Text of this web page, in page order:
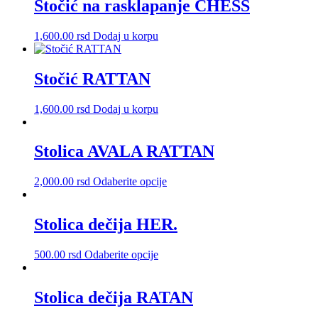
Stočić na rasklapanje CHESS
1,600.00 rsd Dodaj u korpu
Stočić RATTAN
1,600.00 rsd Dodaj u korpu
Stolica AVALA RATTAN
2,000.00 rsd Odaberite opcijeOvaj
više
varijanti.
na
stranici
Stolica dečija HER.
500.00 rsd Odaberite opcijeOvaj
više
varijanti.
Stolica dečija RATAN